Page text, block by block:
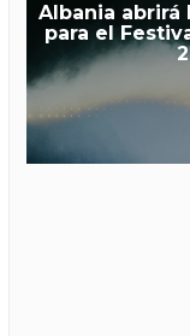
Albania
para el